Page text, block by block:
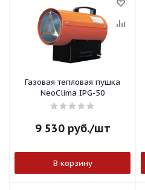
Газовая тепловая пушка
NeoClima IPG-50
9 530руб./шт
В корзину